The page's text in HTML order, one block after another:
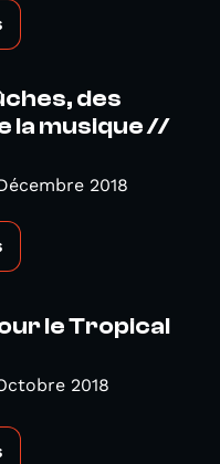
des
la musique //
2018
le Tropical
2018